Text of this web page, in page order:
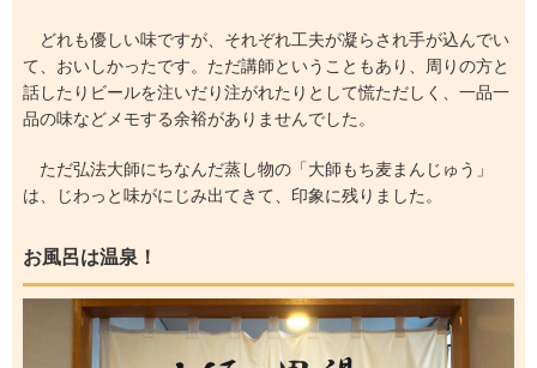
どれも優しい味ですが、それぞれ工夫が凝らされ手が込んでい
て、おいしかったです。ただ講師ということもあり、周りの方と
話したりビールを注いだり注がれたりとして慌ただしく、一品一
品の味などメモする余裕がありませんでした。
ただ弘法大師にちなんだ蒸し物の「大師もち麦まんじゅう」
は、じわっと味がにじみ出てきて、印象に残りました。
お風呂は温泉！